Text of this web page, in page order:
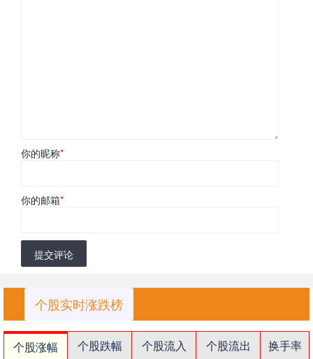
你的昵称*
你的邮箱*
提交评论
个股实时涨跌榜
个股涨幅 个股跌幅 个股流入 个股流出
换手率